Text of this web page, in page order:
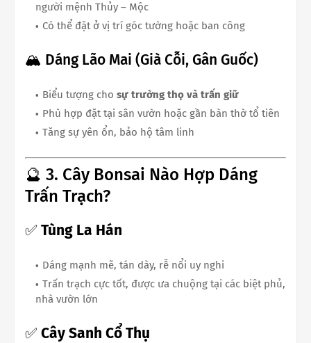
người mệnh Thủy – Mộc
Có thể đặt ở vị trí góc tường hoặc ban công
🏔 Dáng Lão Mai (Già Cỗi, Gân Guốc)
Biểu tượng cho sự trường thọ và trấn giữ
Phù hợp đặt tại sân vườn hoặc gần bàn thờ tổ tiên
Tăng sự yên ổn, bảo hộ tâm linh
🔮 3. Cây Bonsai Nào Hợp Dáng
Trấn Trạch?
✅ Tùng La Hán
Dáng mạnh mẽ, tán dày, rễ nổi uy nghi
Trấn trạch cực tốt, được ưa chuộng tại các biệt phủ,
nhà vườn lớn
✅ Cây Sanh Cổ Thụ